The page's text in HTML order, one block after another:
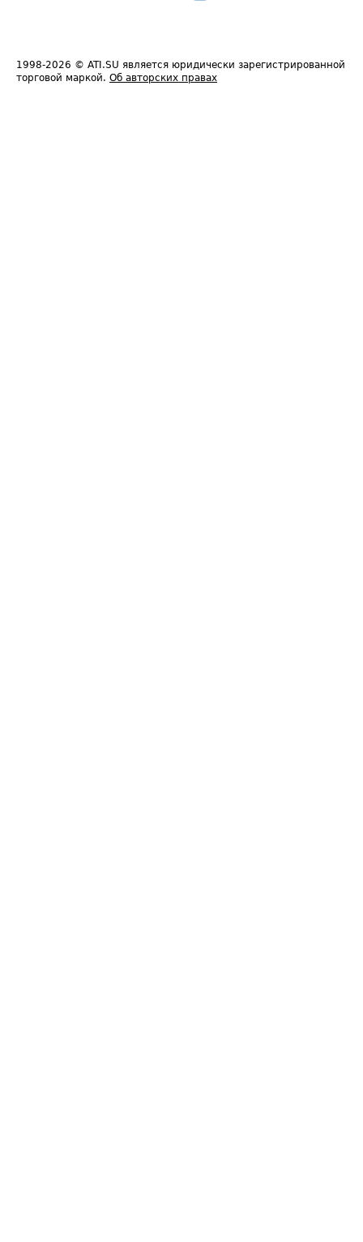
1998-2026 © ATI.SU является юридически зарегистрированной
торговой маркой. Об авторских правах